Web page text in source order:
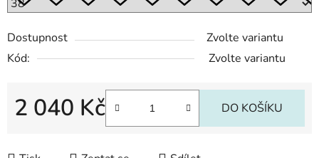
Dostupnost
Zvolte variantu
Kód:
Zvolte variantu
2 040 Kč DO KOŠÍKU